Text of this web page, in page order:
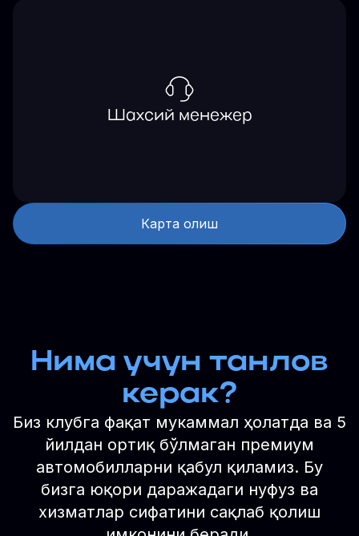
Шахсий менежер
Карта олиш
Нима учун танлов
керак?
Биз клубга фақат мукаммал ҳолатда ва 5
йилдан ортиқ бўлмаган премиум
автомобилларни қабул қиламиз. Бу
бизга юқори даражадаги нуфуз ва
хизматлар сифатини сақлаб қолиш